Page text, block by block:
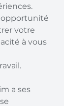
votre
à vous
a ses